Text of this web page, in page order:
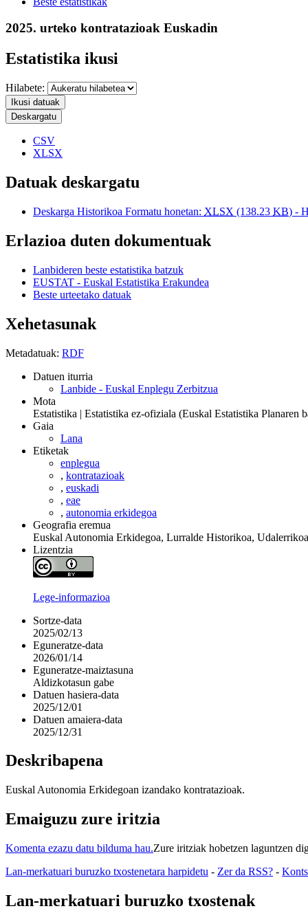
2025. urteko kontratazioak Euskadin
Estatistika ikusi
Hilabete:
Ikusi datuak
Deskargatu
CSV
XLSX
Datuak deskargatu
Deskarga Historikoa Formatu honetan: XLSX (138.23 KB) -
Erlazioa duten dokumentuak
Lanbideren beste estatistika batzuk
EUSTAT - Euskal Estatistika Erakundea
Beste urteetako datuak
Xehetasunak
Metadatuak: RDF
Datuen iturria
Lanbide - Euskal Enplegu Zerbitzua
Mota
Estatistika | Estatistika ez-ofiziala (Euskal Estatistika Planaren
Gaia
Lana
Etiketak
enplegua
, kontratazioak
, euskadi
, eae
, autonomia erkidegoa
Geografia eremua
Euskal Autonomia Erkidegoa, Lurralde Historikoa, Udalerrikoa
Lizentzia
Lege-informazioa
Sortze-data
2025/02/13
Eguneratze-data
2026/01/14
Eguneratze-maiztasuna
Aldizkotasun gabe
Datuen hasiera-data
2025/12/01
Datuen amaiera-data
2025/12/31
Deskribapena
Euskal Autonomia Erkidegoan izandako kontratazioak.
Emaiguzu zure iritzia
Komenta ezazu datu bilduma hau.Zure iritziak hobetzen laguntzen
Lan-merkatuari buruzko txostenetara harpidetu - Zer da RSS? -
Lan-merkatuari buruzko txostenak